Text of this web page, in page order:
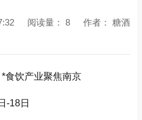
阅读量： 8 作者： 糖酒
食饮产业聚焦南京
-18日